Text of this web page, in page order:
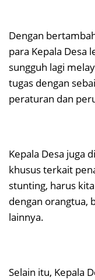
Dengan
para Kepala Desa
sungguh lagi
tugas dengan
peraturan dan
Kepala Desa juga
khusus terkait
stunting, harus
dengan orangtua,
lainnya.
Selain itu, Kepala